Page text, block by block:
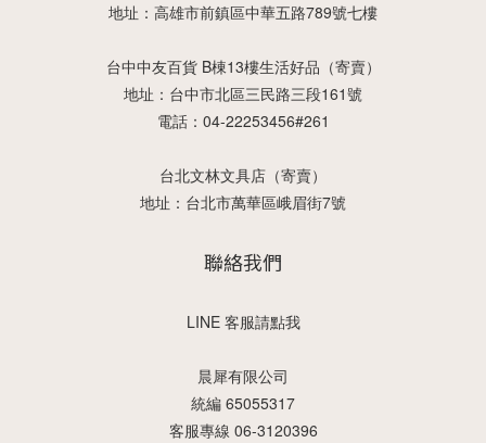
地址：高雄市前鎮區中華五路789號七樓
台中中友百貨 B棟13樓生活好品（寄賣）
地址：台中市北區三民路三段161號
電話：04-22253456#261
台北文林文具店（寄賣）
地址：台北市萬華區峨眉街7號
聯絡我們
LINE 客服請點我
晨犀有限公司
統編 65055317
客服專線 06-3120396